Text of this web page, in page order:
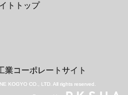
トトップ
KOGYO CO., LTD. All rights reserved.